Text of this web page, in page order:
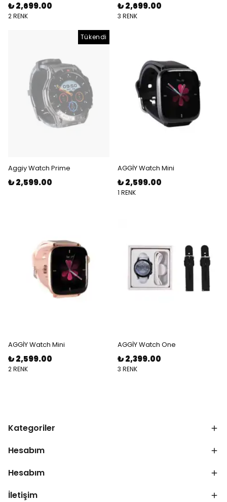
₺ 2,699.00
2 RENK
₺ 2,699.00
3 RENK
Tükendi
Aggiy Watch Prime
₺ 2,599.00
AGGİY Watch Mini
₺ 2,599.00
1 RENK
AGGİY Watch Mini
₺ 2,599.00
2 RENK
AGGİY Watch One
₺ 2,399.00
3 RENK
Kategoriler
Hesabım
Hesabım
İletişim